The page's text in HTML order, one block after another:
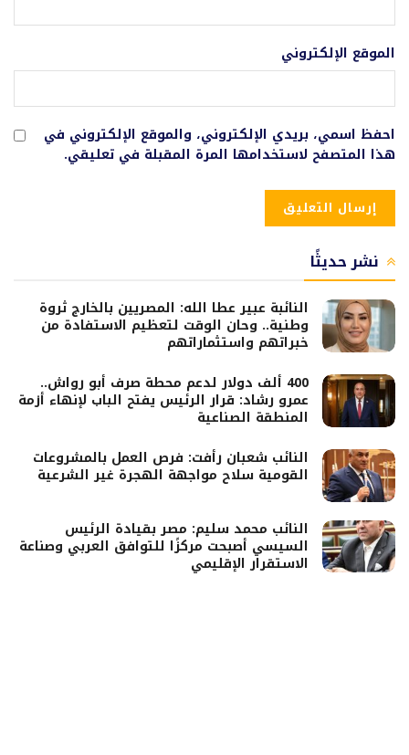
الموقع الإلكتروني
احفظ اسمي، بريدي الإلكتروني، والموقع الإلكتروني في
هذا المتصفح لاستخدامها المرة المقبلة في تعليقي.
نشر حديثًا
النائبة عبير عطا الله: المصريين بالخارج ثروة
وطنية.. وحان الوقت لتعظيم الاستفادة من
خبراتهم واستثماراتهم
400 ألف دولار لدعم محطة صرف أبو رواش..
عمرو رشاد: قرار الرئيس يفتح الباب لإنهاء أزمة
المنطقة الصناعية
النائب شعبان رأفت: فرص العمل بالمشروعات
القومية سلاح مواجهة الهجرة غير الشرعية
النائب محمد سليم: مصر بقيادة الرئيس
السيسي أصبحت مركزًا للتوافق العربي وصناعة
الاستقرار الإقليمي